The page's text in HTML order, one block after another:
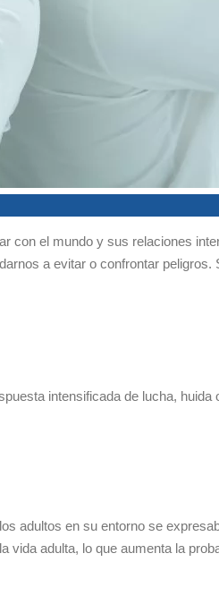
con el mundo y sus relaciones
a evitar o confrontar
intensificada de lucha,
adultos en su entorno se
adulta, lo que aumenta la